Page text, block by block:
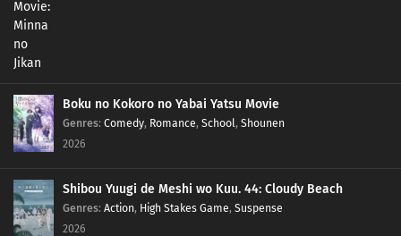
406 Episode 406
405
403 Episode 403
401 Episode 401
Boku no Kokoro no Yabai Yatsu Movie
Genres: Comedy, Romance, School, Shounen
2026
Shibou Yuugi de Meshi wo Kuu. 44: Cloudy Beach
Genres: Action, High Stakes Game, Suspense
2026